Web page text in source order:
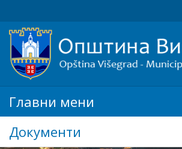
Главни мени
Документи